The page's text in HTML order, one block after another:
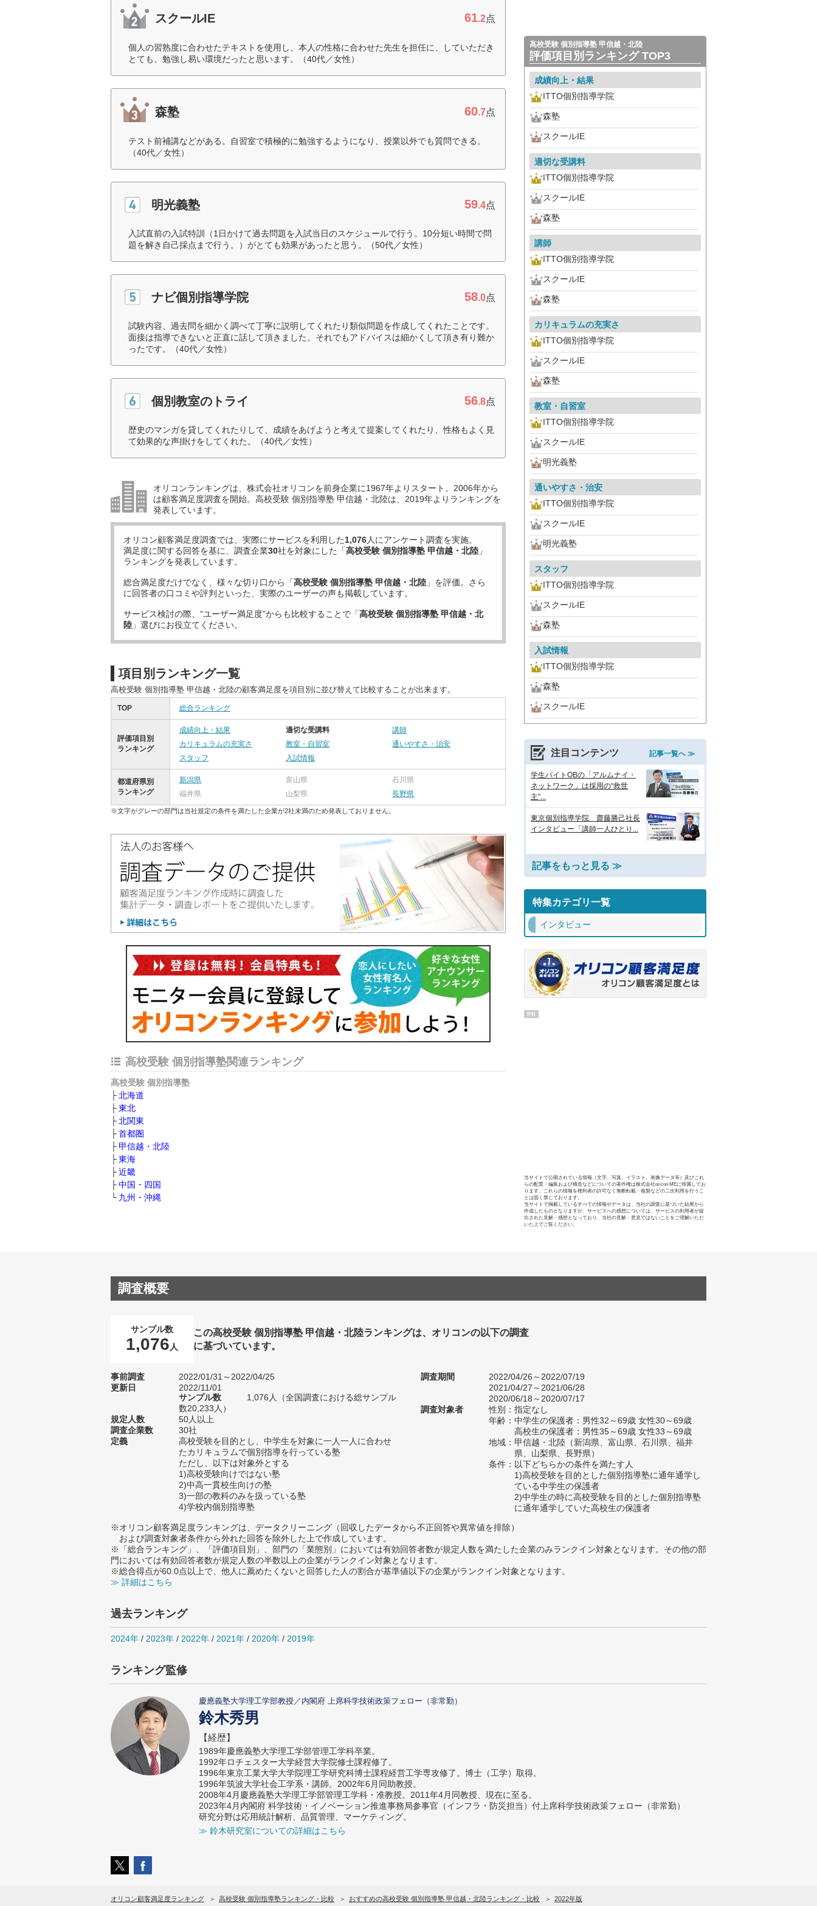
スクールIE 61.2点
個人の習熟度に合わせたテキストを使用し、本人の性格に合わせた先生を担任に、していただき
とても、勉強し易い環境だったと思います。（40代／女性）
森塾 60.7点
テスト前補講などがある。自習室で積極的に勉強するようになり、授業以外でも質問できる。
（40代／女性）
明光義塾 59.4点
入試直前の入試特訓（1日かけて過去問題を入試当日のスケジュールで行う。10分短い時間で問
題を解き自己採点まで行う。）がとても効果があったと思う。（50代／女性）
ナビ個別指導学院 58.0点
試験内容、過去問を細かく調べて丁寧に説明してくれたり類似問題を作成してくれたことです。
面接は指導できないと正直に話して頂きました。それでもアドバイスは細かくして頂き有り難か
ったです。（40代／女性）
個別教室のトライ 56.8点
歴史のマンガを貸してくれたりして、成績をあげようと考えて提案してくれたり、性格もよく見
て効果的な声掛けをしてくれた。（40代／女性）
オリコンランキングは、株式会社オリコンを前身企業に1967年よりスタート。2006年から
は顧客満足度調査を開始。高校受験 個別指導塾 甲信越・北陸は、2019年よりランキングを
発表しています。
オリコン顧客満足度調査では、実際にサービスを利用した1,076人にアンケート調査を実施。
満足度に関する回答を基に、調査企業30社を対象にした「高校受験 個別指導塾 甲信越・北陸 」
ランキングを発表しています。
総合満足度だけでなく、様々な切り口から「高校受験 個別指導塾 甲信越・北陸 」を評価。さら
に回答者の口コミや評判といった、実際のユーザーの声も掲載しています。
サービス検討の際、“ユーザー満足度”からも比較することで「高校受験 個別指導塾 甲信越・北
陸 」選びにお役立てください。
項目別ランキング一覧
高校受験 個別指導塾 甲信越・北陸の顧客満足度を項目別に並び替えて比較することが出来ます。
TOP 総合ランキング
評価項目別
ランキング
成績向上・結果 適切な受講料
講師
カリキュラムの充実さ
教室・自習室
通いやすさ・治安
スタッフ
入試情報
都道府県別
ランキング
新潟県 富山県
石川県
福井県
山梨県 長野県
※文字がグレーの部門は当社規定の条件を満たした企業が2社未満のため発表しておりません。
高校受験 個別指導塾関連ランキング
高校受験 個別指導塾
北海道
東北
北関東
首都圏
甲信越・北陸
東海
近畿
中国・四国
九州・沖縄
高校受験 個別指導塾 甲信越・北陸
評価項目別ランキング TOP3
成績向上・結果
ITTO個別指導学院
森塾
スクールIE
適切な受講料
ITTO個別指導学院
スクールIE
森塾
講師
ITTO個別指導学院
スクールIE
森塾
カリキュラムの充実さ
ITTO個別指導学院
スクールIE
森塾
教室・自習室
ITTO個別指導学院
スクールIE
明光義塾
通いやすさ・治安
ITTO個別指導学院
スクールIE
明光義塾
スタッフ
ITTO個別指導学院
スクールIE
森塾
入試情報
ITTO個別指導学院
森塾
スクールIE
注目コンテンツ 記事一覧へ ≫
学生バイトOBの「アルムナイ・
ネットワーク」は採用の“救世
主”...
東京個別指導学院 齋藤勝己社長
インタビュー「講師一人ひとり...
記事をもっと見る ≫
特集カテゴリ一覧
インタビュー
PR
当サイトで公開されている情報（文字、写真、イラスト、画像データ等）及びこれ
らの配置・編集および構造などについての著作権は株式会社oricon MEに帰属してお
ります。これらの情報を権利者の許可なく無断転載・複製などの二次利用を行うこ
とは固く禁じております。
当サイトで掲載しているすべての情報やデータは、当社の調査に基づいた結果から
作成したものとなりますが、サービスへの感想については、サービスの利用者が提
出された見解・感想となっており、当社の見解・意見ではないことをご理解いただ
いた上でご覧ください。
調査概要
サンプル数
1,076 人
この高校受験 個別指導塾 甲信越・北陸ランキングは、オリコンの以下の調査
に基づいています。
事前調査
2022/01/31～2022/04/25
更新日
2022/11/01
サンプル数
1,076人（全国調査における総サンプル
数20,233人）
規定人数
50人以上
調査企業数
30社
定義
高校受験を目的とし、中学生を対象に一人一人に合わせ
たカリキュラムで個別指導を行っている塾
ただし、以下は対象外とする
1)高校受験向けではない塾
2)中高一貫校生向けの塾
3)一部の教科のみを扱っている塾
4)学校内個別指導塾
調査期間
2022/04/26～2022/07/19
2021/04/27～2021/06/28
2020/06/18～2020/07/17
調査対象者
性別：指定なし
年齢：中学生の保護者：男性32～69歳 女性30～69歳
高校生の保護者：男性35～69歳 女性33～69歳
地域：甲信越・北陸（新潟県、富山県、石川県、福井
県、山梨県、長野県）
条件：以下どちらかの条件を満たす人
1)高校受験を目的とした個別指導塾に通年通学し
ている中学生の保護者
2)中学生の時に高校受験を目的とした個別指導塾
に通年通学していた高校生の保護者
※オリコン顧客満足度ランキングは、データクリーニング（回収したデータから不正回答や異常値を排除）
および調査対象者条件から外れた回答を除外した上で作成しています。
※「総合ランキング」、「評価項目別」、部門の「業態別」においては有効回答者数が規定人数を満たした企業のみランクイン対象となります。その他の部
門においては有効回答者数が規定人数の半数以上の企業がランクイン対象となります。
※総合得点が60.0点以上で、他人に薦めたくないと回答した人の割合が基準値以下の企業がランクイン対象となります。
≫ 詳細はこちら
過去ランキング
2024年 / 2023年 / 2022年 / 2021年 / 2020年 / 2019年
ランキング監修
慶應義塾大学理工学部教授／内閣府 上席科学技術政策フェロー（非常勤）
鈴木秀男
【経歴】
1989年慶應義塾大学理工学部管理工学科卒業。
1992年ロチェスター大学経営大学院修士課程修了。
1996年東京工業大学大学院理工学研究科博士課程経営工学専攻修了。博士（工学）取得。
1996年筑波大学社会工学系・講師。2002年6月同助教授。
2008年4月慶應義塾大学理工学部管理工学科・准教授。2011年4月同教授、現在に至る。
2023年4月内閣府 科学技術・イノベーション推進事務局参事官（インフラ・防災担当）付上席科学技術政策フェロー（非常勤）
研究分野は応用統計解析、品質管理、マーケティング。
≫ 鈴木研究室についての詳細はこちら
オリコン顧客満足度ランキング 高校受験 個別指導塾ランキング・比較 おすすめの高校受験 個別指導塾 甲信越・北陸ランキング・比較 2022年版